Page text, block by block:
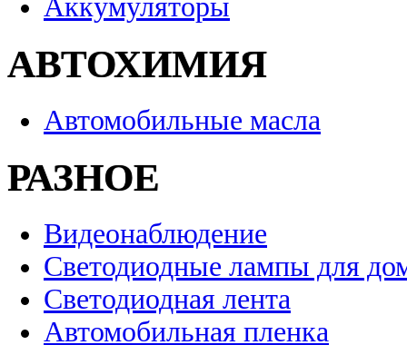
Аккумуляторы
АВТОХИМИЯ
Автомобильные масла
РАЗНОЕ
Видеонаблюдение
Светодиодные лампы для
Светодиодная лента
Автомобильная пленка